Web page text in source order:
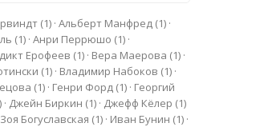
(1) ·Альберт Манфред (1) ·
(1) ·Анри Перрюшо (1) ·
Ерофеев (1) · Вера Маерова (1) ·
(1) · Владимир Набоков (1) ·
(1) · Генри Форд (1) · Георгий
· Джейн Биркин (1) · Джефф Кёлер (1)
Зоя Богуславская (1) · Иван Бунин (1) ·